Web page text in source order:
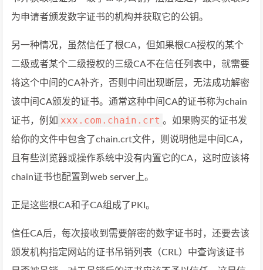
为申请者颁发数字证书的机构并获取它的公钥。
另一种情况，虽然信任了根CA，但如果根CA授权的某个
二级或者某个二级授权的三级CA不在信任列表中，就需要
将这个中间的CA补齐，否则中间出现断层，无法成功解密
该中间CA颁发的证书。通常这种中间CA的证书称为chain
证书，例如 xxx.com.chain.crt 。如果购买的证书发
给你的文件中包含了chain.crt文件，则说明他是中间CA，
且有些浏览器或操作系统中没有内置它的CA，这时应该将
chain证书也配置到web server上。
正是这些根CA和子CA组成了PKI。
信任CA后，每次接收到需要解密的数字证书时，还要去该
颁发机构指定网站的证书吊销列表（CRL）中查询该证书